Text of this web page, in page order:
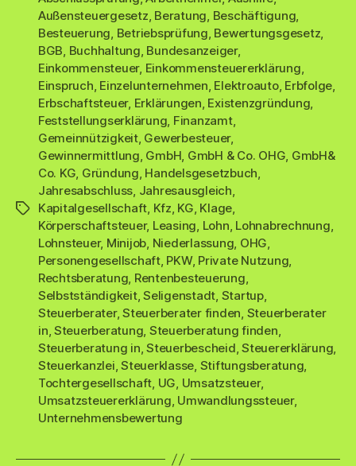
Schlagwörter
Außensteuergesetz, Beratung, Beschäftigung,
Besteuerung, Betriebsprüfung, Bewertungsgesetz,
BGB, Buchhaltung, Bundesanzeiger,
Einkommensteuer, Einkommensteuererklärung,
Einspruch, Einzelunternehmen, Elektroauto, Erbfolge,
Erbschaftsteuer, Erklärungen, Existenzgründung,
Feststellungserklärung, Finanzamt,
Gemeinnützigkeit, Gewerbesteuer,
Gewinnermittlung, GmbH, GmbH & Co. OHG, GmbH&
Co. KG, Gründung, Handelsgesetzbuch,
Jahresabschluss, Jahresausgleich,
Kapitalgesellschaft, Kfz, KG, Klage,
Körperschaftsteuer, Leasing, Lohn, Lohnabrechnung,
Lohnsteuer, Minijob, Niederlassung, OHG,
Personengesellschaft, PKW, Private Nutzung,
Rechtsberatung, Rentenbesteuerung,
Selbstständigkeit,Seligenstadt, Startup,
Steuerberater,Steuerberater finden, Steuerberater
in, Steuerberatung, Steuerberatung finden,
Steuerberatung in,Steuerbescheid,Steuererklärung,
Steuerkanzlei,Steuerklasse, Stiftungsberatung,
Tochtergesellschaft, UG, Umsatzsteuer,
Umsatzsteuererklärung, Umwandlungssteuer,
Unternehmensbewertung